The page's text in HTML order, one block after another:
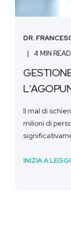
DR.
4 MIN READ
Il mal di
milioni di
INIZIA A